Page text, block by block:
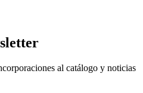
al catálogo y noticias